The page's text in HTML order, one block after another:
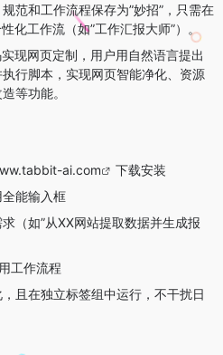
范和工作流程保存为”妙招”，只需在
化工作流（如”工作汇报大师”）。
实现网页定制，用户用自然语言提出
行脚本，实现网页智能净化、资源
等功能。
ai.com
下载安装
能输入框
（如”从XX网站提取数据并生成报
工作流程
且在独立标签组中运行，不干扰日